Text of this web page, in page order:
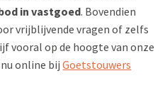
in vastgoed. Bovendien
vrijblijvende vragen of zelfs
vooral op de hoogte van onze
online bijGoetstouwers